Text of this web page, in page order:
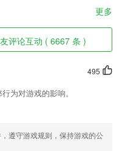
更多
评论互动 ( 6667 条 )
495
为对游戏的影响。
遵守游戏规则，保持游戏的公